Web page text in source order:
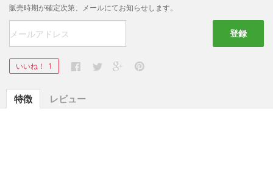
販売時期が確定次第、メールにてお知らせします。
登録
いいね！ 1
特徴 レビュー